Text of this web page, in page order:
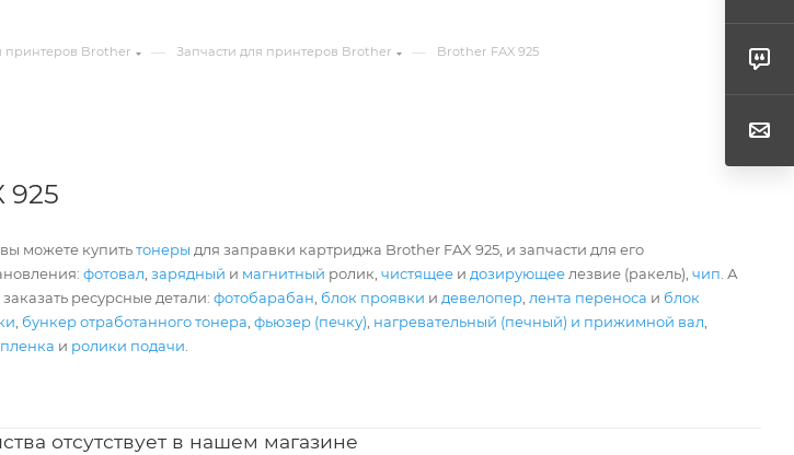
принтеров Brother — Запчасти для принтеров Brother — Brother FAX 925
925
вы можете купитьтонеры для заправки картриджа Brother FAX 925, и запчасти для его
фотовал ,зарядный и магнитный ролик,чистящее и дозирующее лезвие (ракель),чип . А
ресурсные детали:фотобарабан блок проявки и девелопер лента переноса и блок
бункер отработанного тонера ,фьюзер (печку) нагревательный (печный) и прижимной вал
и ролики подачи
отсутствует в нашем магазине